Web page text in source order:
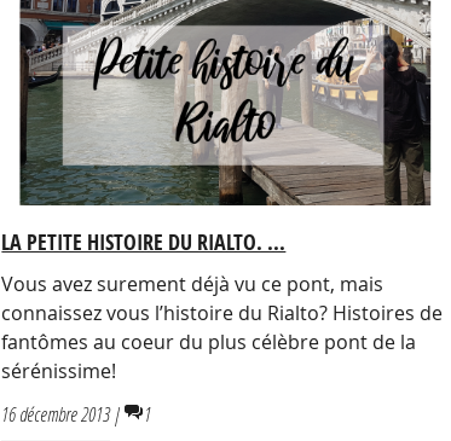
LA PETITE HISTOIRE DU RIALTO. ...
Vous avez surement déjà vu ce pont, mais
connaissez vous l’histoire du Rialto? Histoires de
fantômes au coeur du plus célèbre pont de la
sérénissime!
16 décembre 2013 | 1